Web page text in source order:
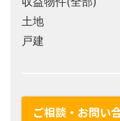
土地
戸建
ご相談・お問い